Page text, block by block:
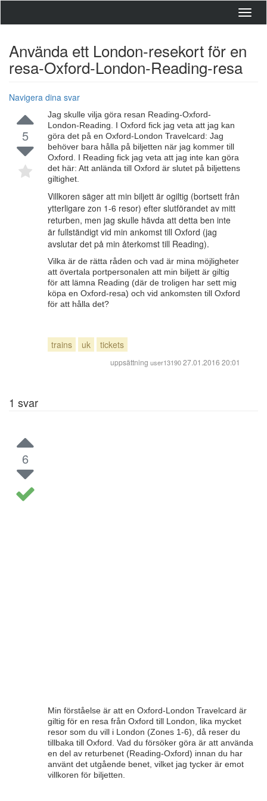
Använda ett London-resekort för en
resa-Oxford-London-Reading-resa
Navigera dina svar
5
Jag skulle vilja göra resan Reading-Oxford-
London-Reading. I Oxford fick jag veta att jag kan
göra det på en Oxford-London Travelcard: Jag
behöver bara hålla på biljetten när jag kommer till
Oxford. I Reading fick jag veta att jag inte kan göra
det här: Att anlända till Oxford är slutet på biljettens
giltighet.
Villkoren säger att min biljett är ogiltig (bortsett från
ytterligare zon 1-6 resor) efter slutförandet av mitt
returben, men jag skulle hävda att detta ben inte
är fullständigt vid min ankomst till Oxford (jag
avslutar det på min återkomst till Reading).
Vilka är de rätta råden och vad är mina möjligheter
att övertala portpersonalen att min biljett är giltig
för att lämna Reading (där de troligen har sett mig
köpa en Oxford-resa) och vid ankomsten till Oxford
för att hålla det?
trains uk tickets
uppsättning user1319027.01.2016 20:01
1 svar
6
Min förståelse är att en Oxford-London Travelcard är
giltig för en resa från Oxford till London, lika mycket
resor som du vill i London (Zones 1-6), då reser du
tillbaka till Oxford. Vad du försöker göra är att använda
en del av returbenet (Reading-Oxford) innan du har
använt det utgående benet, vilket jag tycker är emot
villkoren för biljetten.